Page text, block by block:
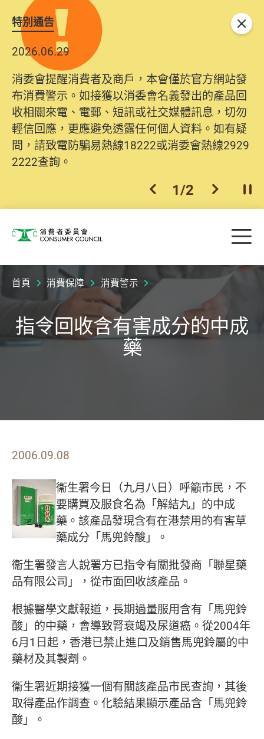
特別通告
2026.06.29
消委會提醒消費者及商戶，本會僅於官方網站發
布消費警示。如接獲以消委會名義發出的產品回
收相關來電、電郵、短訊或社交媒體訊息，切勿
輕信回應，更應避免透露任何個人資料。如有疑
問，請致電防騙易熱線18222或消委會熱線2929
2222查詢。
上一個
1/2 下一個開
關閉
消費者委員會 目
首頁 消費保障 消費警示
指令回收含有害成分的中成
藥
2006.09.08
衞生署今日（九月八日）呼籲市民，不
要購買及服食名為「解結丸」的中成
藥。該產品發現含有在港禁用的有害草
藥成分「馬兜鈴酸」。
衞生署發言人說署方已指令有關批發商「聯星藥
品有限公司」，從市面回收該產品。
根據醫學文獻報道，長期過量服用含有「馬兜鈴
酸」的中藥，會導致腎衰竭及尿道癌。從2004年
6月1 日起，香港已禁止進口及銷售馬兜鈴屬的中
藥材及其製劑。
衞生署近期接獲一個有關該產品市民查詢，其後
取得產品作調查。化驗結果顯示產品含「馬兜鈴
酸」。